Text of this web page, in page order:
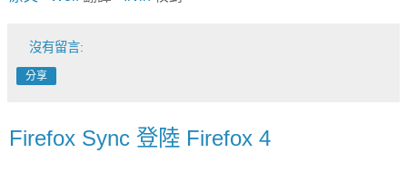
沒有留言:
分享
Firefox Sync 登陸 Firefox 4